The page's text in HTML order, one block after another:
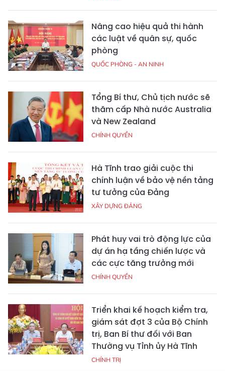
Nâng cao hiệu quả thi hành
các luật về quân sự, quốc
phòng
QUỐC PHÒNG - AN NINH
Tổng Bí thư, Chủ tịch nước sẽ
thăm cấp Nhà nước Australia
và New Zealand
CHÍNH QUYỀN
Hà Tĩnh trao giải cuộc thi
chính luận về bảo vệ nền tảng
tư tưởng của Đảng
XÂY DỰNG ĐẢNG
Phát huy vai trò động lực của
dự án hạ tầng chiến lược và
các cực tăng trưởng mới
CHÍNH QUYỀN
Triển khai kế hoạch kiểm tra,
giám sát đợt 3 của Bộ Chính
trị, Ban Bí thư đối với Ban
Thường vụ Tỉnh ủy Hà Tĩnh
CHÍNH TRỊ